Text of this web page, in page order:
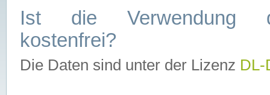
Ist die Verwendung
kostenfrei?
Die Daten sind unter der Lizenz